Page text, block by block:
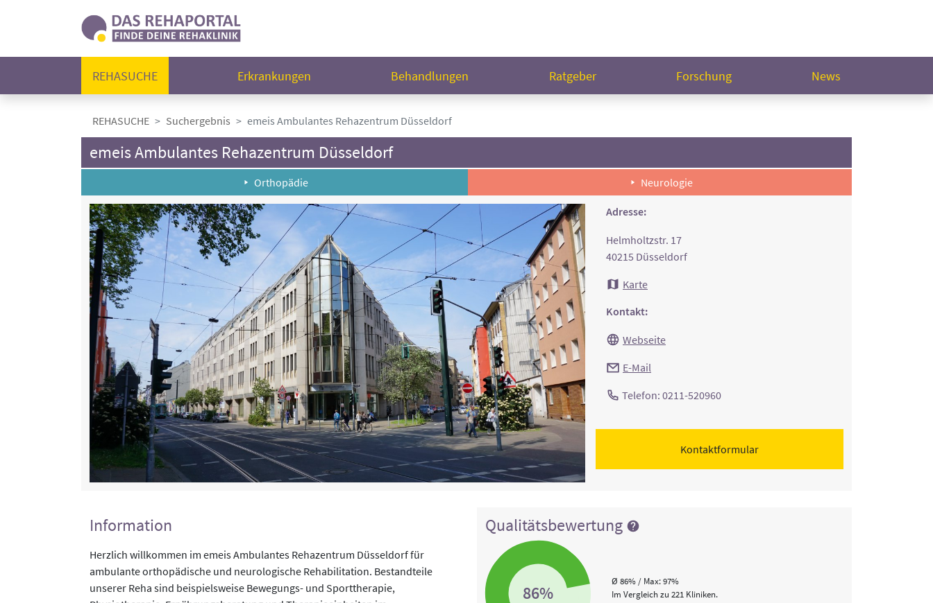
REHASUCHE Erkrankungen Behandlungen Ratgeber Forschung News
REHASUCHE Suchergebnis emeis Ambulantes Rehazentrum Düsseldorf
emeis Ambulantes Rehazentrum Düsseldorf
Orthopädie Neurologie
Adresse:
Helmholtzstr. 17
40215 Düsseldorf
Karte
Kontakt:
Webseite
E-Mail
Telefon: 0211-520960
Kontaktformular
Qualitätsbewertung
86%
Ø 86% / Max: 97%
Im Vergleich zu 221 Kliniken.
Information
Herzlich willkommen im emeis Ambulantes Rehazentrum Düsseldorf für
ambulante orthopädische und neurologische Rehabilitation. Bestandteile
unserer Reha sind beispielsweise Bewegungs- und Sporttherapie,